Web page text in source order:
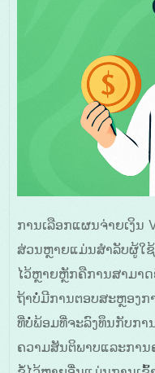
ການເລືອກແຜນຈ່າຍເງິນ
ສ່ວນຫຼາຍແມ່ນສໍາລັບຜູ້ໃ
ໄວ້ຫຼາຍຫຼັກຄືການສາມາ
ຖ້າບໍ່ມີການຕອບສະຫຼອງ
ທີ່ບໍ່ພ້ອມທີ່ຈະລົງທຶນກັບກາ
ຄວາມສັນຕິພາບແລະການ